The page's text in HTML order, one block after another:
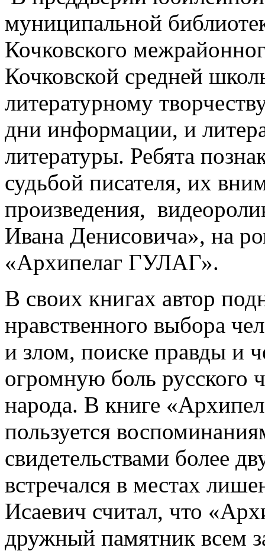
муниципальной
Кочковского
Кочковской средней
литературному
дни информации, и
литературы. Ребята
судьбой писателя, их
произведения,
Ивана Денисовича», на
«Архипелаг ГУЛАГ».
В своих книгах автор
нравственного выбора
и злом, поиске правды и
огромную боль русского
народа. В книге
пользуется
свидетельствами более
встречался в местах
Исаевич считал, что
дружный памятник всем